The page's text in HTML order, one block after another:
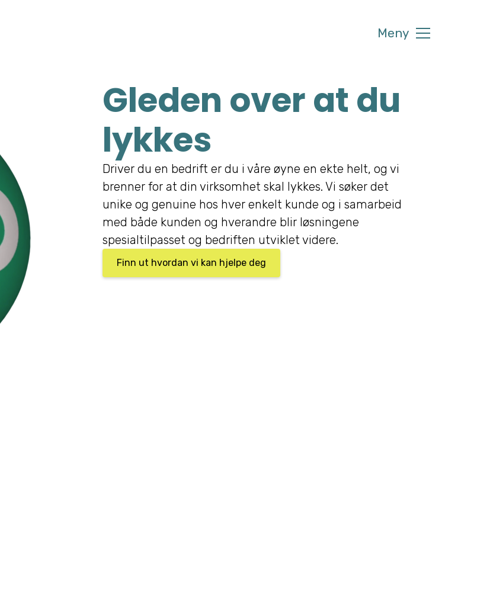
Meny
Gleden over at du
lykkes
Driver du en bedrift er du i våre øyne en ekte helt, og vi
brenner for at din virksomhet skal lykkes. Vi søker det
unike og genuine hos hver enkelt kunde og i samarbeid
med både kunden og hverandre blir løsningene
spesialtilpasset og bedriften utviklet videre.
Finn ut hvordan vi kan hjelpe deg